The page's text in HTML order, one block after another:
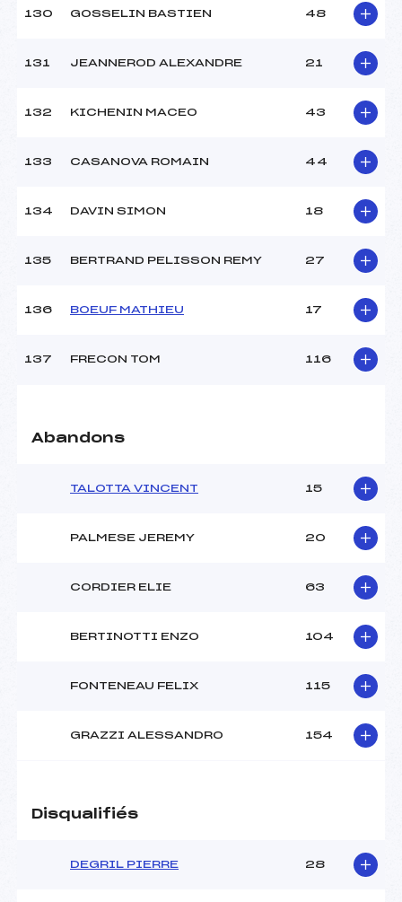
130 GOSSELIN BASTIEN 48
131 JEANNEROD ALEXANDRE 21
132 KICHENIN MACEO 43
133 CASANOVA ROMAIN 44
134 DAVIN SIMON 18
135 BERTRAND PELISSON REMY 27
136 BOEUF MATHIEU 17
137 FRECON TOM 116
Abandons
TALOTTA VINCENT 15
PALMESE JEREMY 20
CORDIER ELIE 63
BERTINOTTI ENZO 104
FONTENEAU FELIX 115
GRAZZI ALESSANDRO 154
Disqualifiés
DEGRIL PIERRE 28